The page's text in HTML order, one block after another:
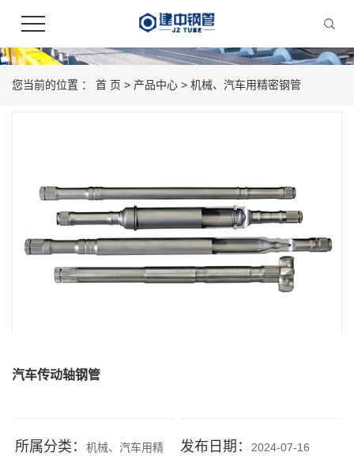
您当前的位置 ： 首 页 > 产品中心 > 机械、汽车用精密钢管
汽车传动轴钢管
所属分类：机械、汽车用精 发布日期：2024-07-16